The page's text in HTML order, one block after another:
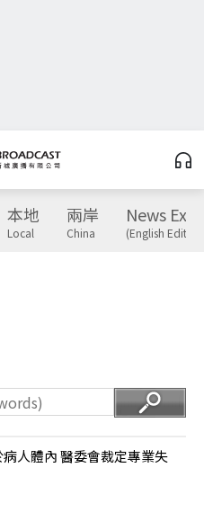
本地
Local
兩岸
China
News
(English
人體內 醫委會裁定專業失